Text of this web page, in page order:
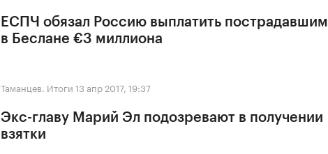
ЕСПЧ обязал Россию выплатить пострадавшим
в Беслане €3 миллиона
Таманцев. Итоги 13 апр 2017, 19:37
Экс-главу Марий Эл подозревают в получении
взятки